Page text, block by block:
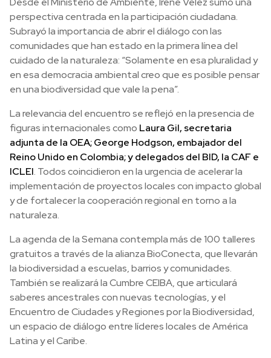
perspectiva centrada en la participación ciudadana.
Subrayó la importancia de abrir el diálogo con las
comunidades que han estado en la primera línea del
cuidado de la naturaleza: “Solamente en esa pluralidad y
en esa democracia ambiental creo que es posible pensar
en una biodiversidad que vale la pena”.
La relevancia del encuentro se reflejó en la presencia de
figuras internacionales como Laura Gil, secretaria
adjunta de la OEA; George Hodgson, embajador del
Reino Unido en Colombia; y delegados del BID, la CAF e
ICLEI. Todos coincidieron en la urgencia de acelerar la
implementación de proyectos locales con impacto global
y de fortalecer la cooperación regional en torno a la
naturaleza.
La agenda de la Semana contempla más de 100 talleres
gratuitos a través de la alianza BioConecta, que llevarán
la biodiversidad a escuelas, barrios y comunidades.
También se realizará la Cumbre CEIBA, que articulará
saberes ancestrales con nuevas tecnologías, y el
Encuentro de Ciudades y Regiones por la Biodiversidad,
un espacio de diálogo entre líderes locales de América
Latina y el Caribe.